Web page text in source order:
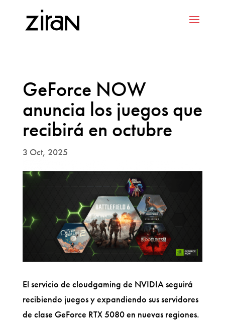
GeForce NOW
anuncia los juegos que
recibirá en octubre
3 Oct, 2025
El servicio de cloudgaming de NVIDIA seguirá
recibiendo juegos y expandiendo sus servidores
de clase GeForce RTX 5080 en nuevas regiones.